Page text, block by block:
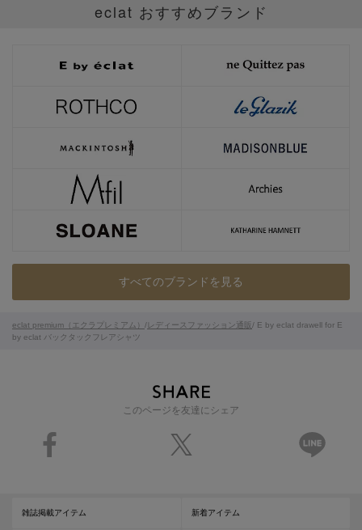
このページを友達にシェア
eclat おすすめブランド
すべてのブランドを見る
eclat premium（エクラプレミアム） /レディースファッション通販/ E by eclat drawell for E
by eclat バックタックフレアシャツ
雑誌掲載アイテム 新着アイテム